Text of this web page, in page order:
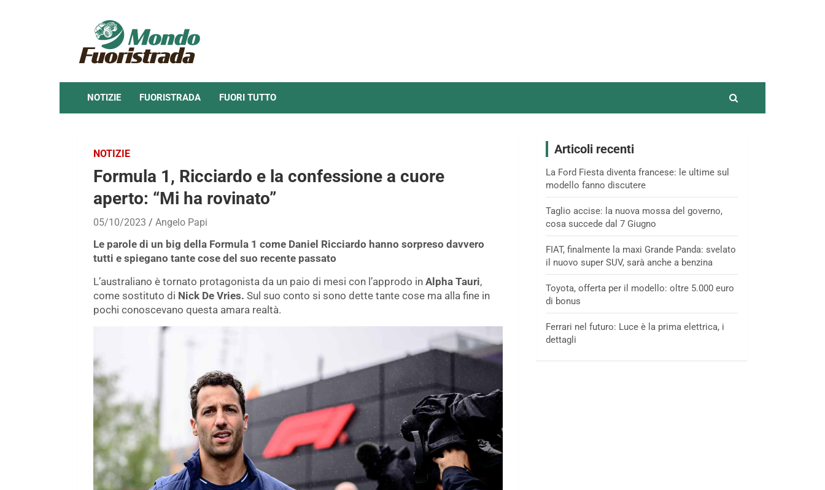
NOTIZIE FUORISTRADA FUORI TUTTO
NOTIZIE
Formula 1, Ricciardo e la confessione a cuore
aperto: “Mi ha rovinato”
05/10/2023 Angelo Papi
Le parole di un big della Formula 1 come Daniel Ricciardo hanno sorpreso davvero
tutti e spiegano tante cose del suo recente passato
L’australiano è tornato protagonista da un paio di mesi con l’approdo in Alpha Tauri,
come sostituto di Nick De Vries. Sul suo conto si sono dette tante cose ma alla fine in
pochi conoscevano questa amara realtà.
Articoli recenti
La Ford Fiesta diventa francese: le ultime sul
modello fanno discutere
Taglio accise: la nuova mossa del governo,
cosa succede dal 7 Giugno
FIAT, finalmente la maxi Grande Panda: svelato
il nuovo super SUV, sarà anche a benzina
Toyota, offerta per il modello: oltre 5.000 euro
di bonus
Ferrari nel futuro: Luce è la prima elettrica, i
dettagli